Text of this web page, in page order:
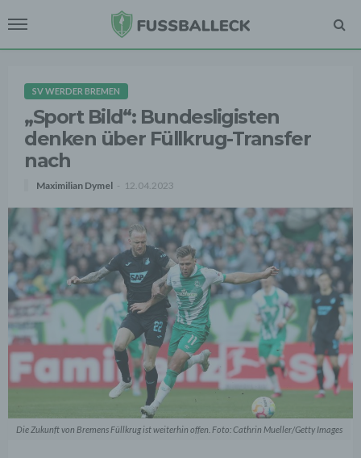
SV WERDER BREMEN
„Sport Bild“: Bundesligisten
denken über Füllkrug-Transfer
nach
Maximilian Dymel 12.04.2023
Die Zukunft von Bremens Füllkrug ist weiterhin offen. Foto: Cathrin Mueller/Getty Images